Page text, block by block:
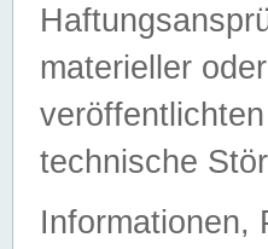
materieller
technische
Informationen,